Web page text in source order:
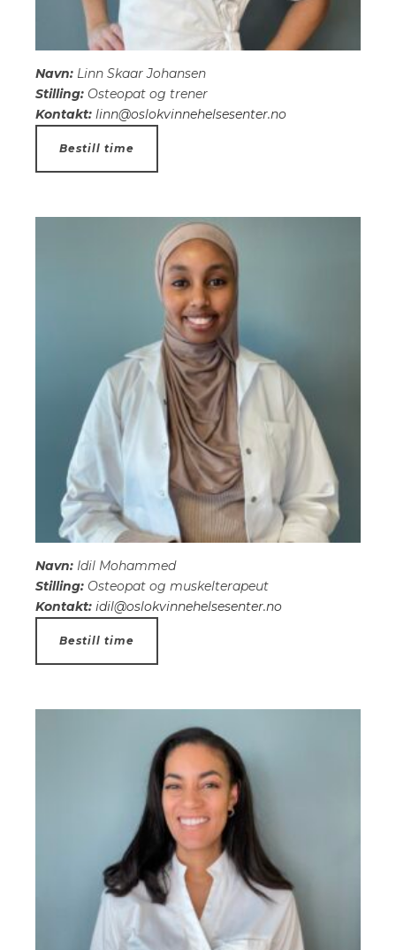
Navn: Linn Skaar Johansen
Stilling: Osteopat og trener
Kontakt: linn@oslokvinnehelsesenter.no
Bestill time
Navn: Idil Mohammed
Stilling: Osteopat og muskelterapeut
Kontakt: idil@oslokvinnehelsesenter.no
Bestill time